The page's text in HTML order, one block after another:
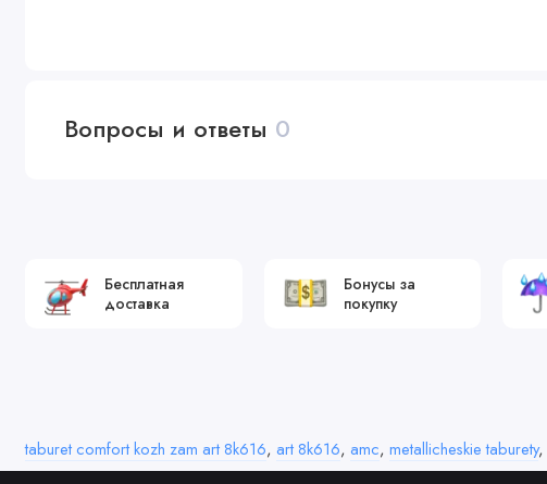
Вопросы и ответы 0
Бесплатная
доставка
Бонусы за
покупку
taburet comfort kozh zam art 8k616, art 8k616, amc, metallicheskie taburety,